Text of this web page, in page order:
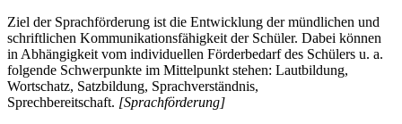
Ziel der Sprachförderung ist die Entwicklung der mündlichen und
schriftlichen Kommunikationsfähigkeit der Schüler. Dabei können
in Abhängigkeit vom individuellen Förderbedarf des Schülers u. a.
folgende Schwerpunkte im Mittelpunkt stehen: Lautbildung,
Wortschatz, Satzbildung, Sprachverständnis,
Sprechbereitschaft. [Sprachförderung]